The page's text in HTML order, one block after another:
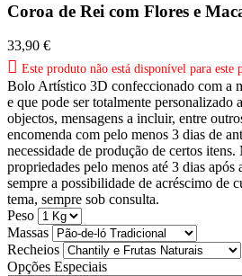
Coroa de Rei com Flores e
33,90 €
 Este produto não está disponível para este
Bolo Artístico 3D confeccionado com a
e que pode ser totalmente personalizado
objectos, mensagens a incluir, entre
encomenda com pelo menos 3 dias de
necessidade de produção de certos itens.
propriedades pelo menos até 3 dias após
sempre a possibilidade de acréscimo de
tema, sempre sob consulta.
Peso
Massas
Recheios
Opções Especiais